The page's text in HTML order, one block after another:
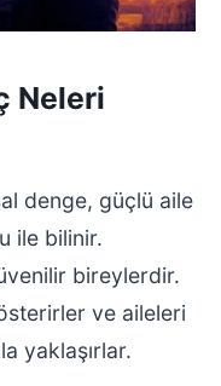
Neleri
denge, güçlü aile
ile bilinir.
bireylerdir.
ve aileleri
yaklaşırlar.